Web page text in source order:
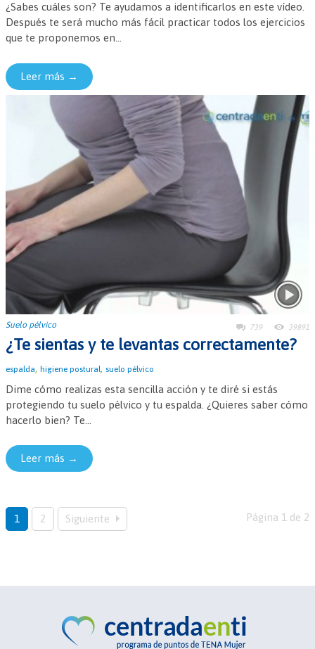
¿Sabes cuáles son? Te ayudamos a identificarlos en este vídeo.
Después te será mucho más fácil practicar todos los ejercicios
que te proponemos en...
Leer más →
Suelo pélvico 739 39891
¿Te sientas y te levantas correctamente?
espalda, higiene postural, suelo pélvico
Dime cómo realizas esta sencilla acción y te diré si estás
protegiendo tu suelo pélvico y tu espalda. ¿Quieres saber cómo
hacerlo bien? Te...
Leer más →
1 2 Siguiente Página 1 de 2